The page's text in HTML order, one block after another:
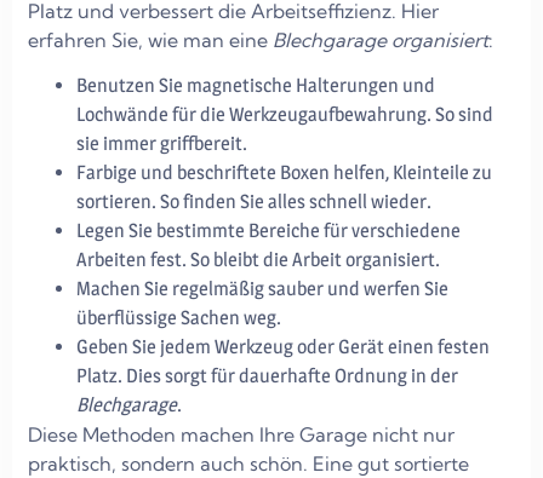
Platz und verbessert die Arbeitseffizienz. Hier
erfahren Sie, wie man eine Blechgarage organisiert:
Benutzen Sie magnetische Halterungen und
Lochwände für die Werkzeugaufbewahrung. So sind
sie immer griffbereit.
Farbige und beschriftete Boxen helfen, Kleinteile zu
sortieren. So finden Sie alles schnell wieder.
Legen Sie bestimmte Bereiche für verschiedene
Arbeiten fest. So bleibt die Arbeit organisiert.
Machen Sie regelmäßig sauber und werfen Sie
überflüssige Sachen weg.
Geben Sie jedem Werkzeug oder Gerät einen festen
Platz. Dies sorgt für dauerhafte Ordnung in der
Blechgarage.
Diese Methoden machen Ihre Garage nicht nur
praktisch, sondern auch schön. Eine gut sortierte